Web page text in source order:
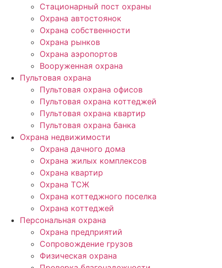
Стационарный пост охраны
Охрана автостоянок
Охрана собственности
Охрана рынков
Охрана аэропортов
Вооруженная охрана
Пультовая охрана
Пультовая охрана офисов
Пультовая охрана коттеджей
Пультовая охрана квартир
Пультовая охрана банка
Охрана недвижимости
Охрана дачного дома
Охрана жилых комплексов
Охрана квартир
Охрана ТСЖ
Охрана коттеджного поселка
Охрана коттеджей
Персональная охрана
Охрана предприятий
Сопровождение грузов
Физическая охрана